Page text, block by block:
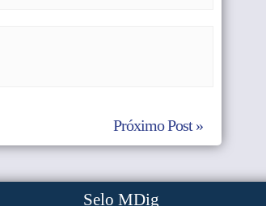
Próximo Post »
Selo MDig